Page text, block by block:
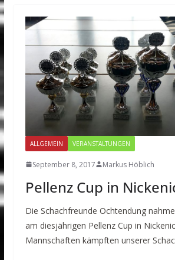
ALLGEMEIN VERANSTALTUNGEN
September 8, 2017 Markus Höblich
Pellenz Cup in
Die Schachfreunde Ochtendung
am diesjährigen Pellenz Cup in
Mannschaften kämpften unserer